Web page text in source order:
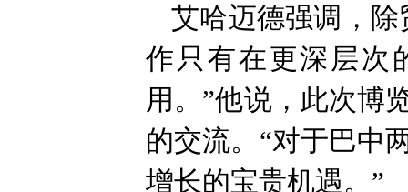
艾哈迈德强调，
作只有在更深层次
用。”他说，此次博
的交流。“对于巴中
增长的宝贵机遇。”